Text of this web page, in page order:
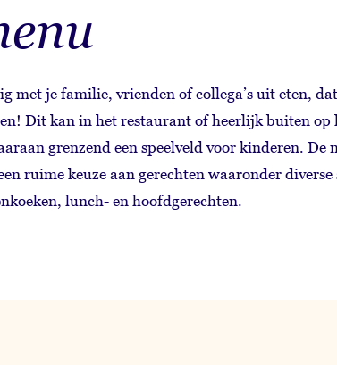
met je familie, vrienden of collega’s uit eten,
Dit kan in het restaurant of heerlijk buiten op
grenzend een speelveld voor kinderen. De
ruime keuze aan gerechten waaronder diverse
lunch- en hoofdgerechten.